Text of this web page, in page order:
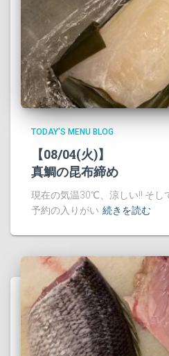
TODAY'S MENU BLOG
【08/04(火)】
真鯛の昆布締め
現在の気温30℃、涼しい!! そし
予約の入りがい 続きを読む